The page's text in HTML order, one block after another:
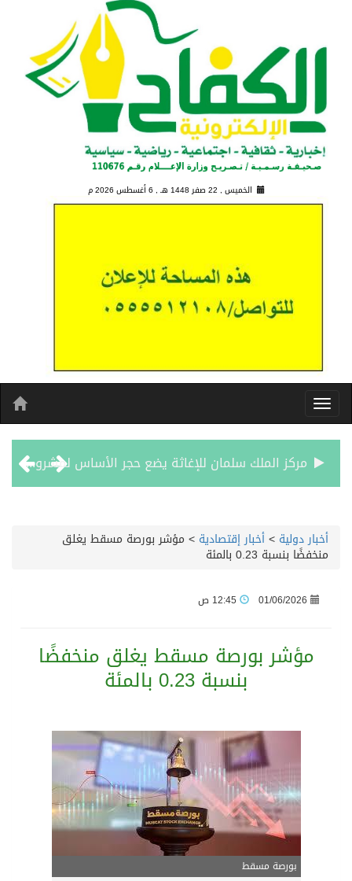
الخميس , 22 صفر 1448 هـ , 6 أغسطس 2026 م
مركز الملك سلمان للإغاثة يضع حجر الأساس لمشروع بناء وإعادة تأهيل 13 مدرسة في محافظتي لحج والضالع
المدرب الكويتي – ماهر يدرب نادي جدة
أخبار دولية >أخبار إقتصادية > مؤشر بورصة مسقط يغلق
منخفضًا بنسبة 0.23 بالمئة
01/06/2026
مؤشر بورصة مسقط يغلق منخفضًا
بنسبة 0.23 بالمئة
بورصة مسقط